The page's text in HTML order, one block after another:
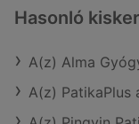
Hasonló
A(z) Alma
A(z) PatikaPlus